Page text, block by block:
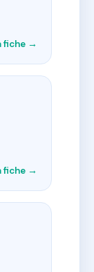
fiche →
fiche →